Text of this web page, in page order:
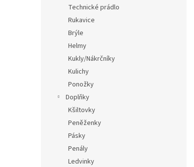
Technické prádlo
Rukavice
Brýle
Helmy
Kukly/Nákrčníky
Kulichy
Ponožky
Doplňky
Kšiltovky
Peněženky
Pásky
Penály
Ledvinky